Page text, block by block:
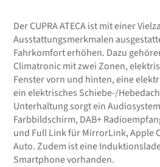
Der CUPRA ATECA ist mit einer
Ausstattungsmerkmalen
Fahrkomfort erhöhen. Dazu
Climatronic mit zwei Zonen,
Fenster vorn und hinten, eine
ein elektrisches Schiebe-/
Unterhaltung sorgt ein
Farbbildschirm, DAB+
und Full Link für MirrorLink, Apple
Auto. Zudem ist eine
Smartphone vorhanden.